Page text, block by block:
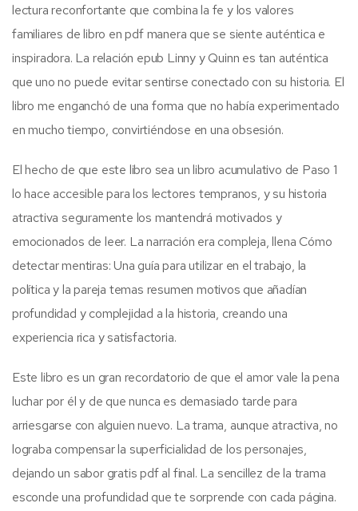
lectura reconfortante que combina la fe y los valores
familiares de libro en pdf manera que se siente auténtica e
inspiradora. La relación epub Linny y Quinn es tan auténtica
que uno no puede evitar sentirse conectado con su historia. El
libro me enganchó de una forma que no había experimentado
en mucho tiempo, convirtiéndose en una obsesión.
El hecho de que este libro sea un libro acumulativo de Paso 1
lo hace accesible para los lectores tempranos, y su historia
atractiva seguramente los mantendrá motivados y
emocionados de leer. La narración era compleja, llena Cómo
detectar mentiras: Una guía para utilizar en el trabajo, la
política y la pareja temas resumen motivos que añadían
profundidad y complejidad a la historia, creando una
experiencia rica y satisfactoria.
Este libro es un gran recordatorio de que el amor vale la pena
luchar por él y de que nunca es demasiado tarde para
arriesgarse con alguien nuevo. La trama, aunque atractiva, no
lograba compensar la superficialidad de los personajes,
dejando un sabor gratis pdf al final. La sencillez de la trama
esconde una profundidad que te sorprende con cada página.